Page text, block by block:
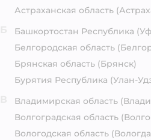
Астраханская область
Башкортостан Республика
Белгородская область
Брянская область (Брянск)
Бурятия Республика (Улан-
Владимирская область
Волгоградская область
Вологодская область